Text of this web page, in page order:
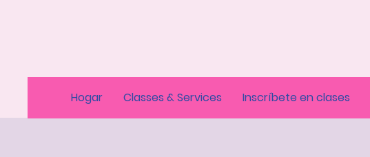
Hogar Classes & Services Inscríbete en clases